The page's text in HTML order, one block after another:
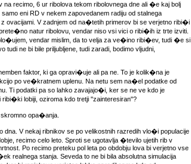
recimo, 6 ur ribolova tekom ribolovnega dne ali �e kaj bolj
eni RD v nekem zapovedanem radiju od stalnega
ovacijami. V zadnjem od na�tetih primerov bi se verjetno ribi�i
natur ribolovu, vendar niso vsi vici o ribi�ih iz trte izviti.
vendar mislim, da to velja za ve�ino ribi�ev, tudi �e si
ne bi bile priljubljene, tudi zaradi, bodimo vljudni,
faktor, ki ga opravi�uje ali pa ne. To je kolik�na je
po ve�kratnem uplenu. Na netu sem na�el podatke od
Ti podatki pa so lahko zavajajo�i, ker se ne ve kdo je
lobiji, oziroma kdo tretji "zainteresiran"?
skromno opa�anja.
V nekaj ribnikov se po velikostnih razredih vlo�i populacije
recimo celo leto. Sproti se ugotavlja �tevilo ujetih rib v
Po recimo preteku pol leta po obdobju lova bi verjetno vse
realnega stanja. Seveda to ne bi bila absolutna simulacija